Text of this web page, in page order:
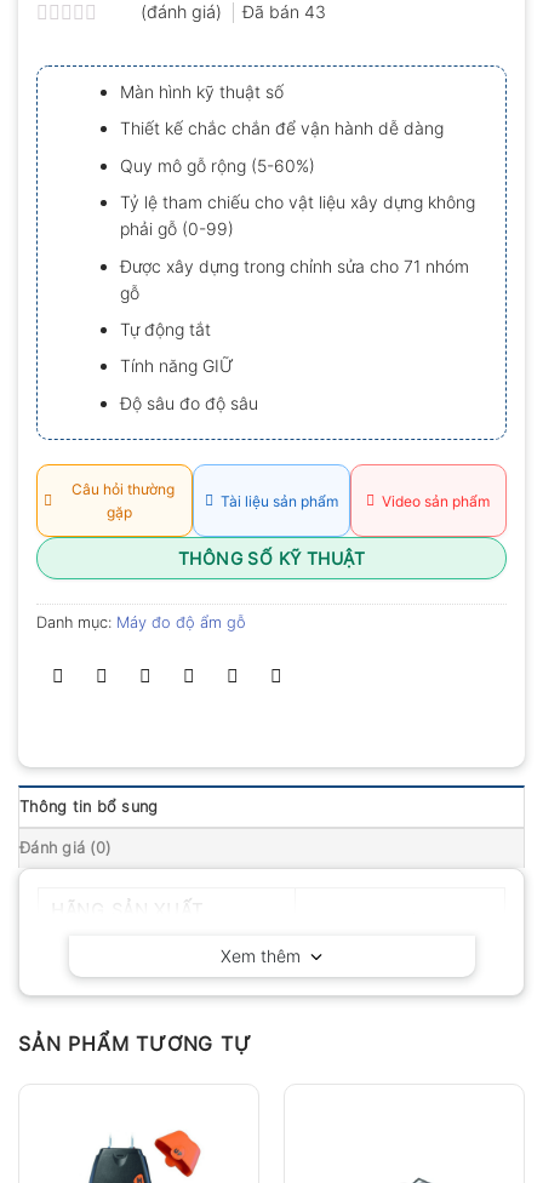
xếp
hạng
0.0
5
sao
(đánh giá) Đã bán 43
Màn hình kỹ thuật số
Thiết kế chắc chắn để vận hành dễ dàng
Quy mô gỗ rộng (5-60%)
Tỷ lệ tham chiếu cho vật liệu xây dựng không
phải gỗ (0-99)
Được xây dựng trong chỉnh sửa cho 71 nhóm
gỗ
Tự động tắt
Tính năng GIỮ
Độ sâu đo độ sâu
Câu hỏi thường
gặp
Tài liệu sản phẩm Video sản phẩm
THÔNG SỐ KỸ THUẬT
Danh mục: Máy đo độ ẩm gỗ
Thông tin bổ sung
Đánh giá (0)
Xem thêm
SẢN PHẨM TƯƠNG TỰ